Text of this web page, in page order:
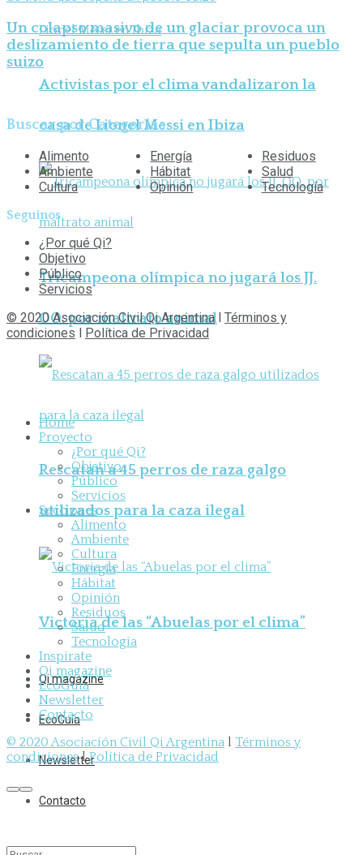
Activistas por el clima vandalizaron la
casa de Lionel Messi en Ibiza
Tricampeona olímpica no jugará los JJ.
OO. por maltrato animal
Rescatan a 45 perros de raza galgo
utilizados para la caza ilegal
Victoria de las “Abuelas por el clima”
Qi magazine
EcoGuía
Newsletter
Contacto
Un colapso masivo de un glaciar provoca un
deslizamiento de tierra que sepulta un pueblo
suizo
Buscar por Categorías
Alimento
Ambiente
Cultura
Energía
Hábitat
Opinión
Residuos
Salud
Tecnología
Seguinos
¿Por qué Qi?
Objetivo
Público
Servicios
© 2020 Asociación Civil Qi Argentinal Términos y
condiciones l Política de Privacidad
Home
Proyecto
¿Por qué Qi?
Objetivo
Público
Servicios
Secciones
Alimento
Ambiente
Cultura
Energía
Hábitat
Opinión
Residuos
Salud
Tecnología
Inspirate
Qi magazine
EcoGuía
Newsletter
Contacto
© 2020 Asociación Civil Qi Argentina l Términos y
condicioneslPolítica de Privacidad